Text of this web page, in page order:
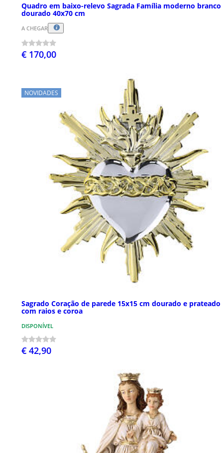
Quadro em baixo-relevo Sagrada Família moderno branco
dourado 40x70 cm
A CHEGAR
€ 170,00
NOVIDADES
Sagrado Coração de parede 15x15 cm dourado e prateado
com raios e coroa
DISPONÍVEL
€ 42,90